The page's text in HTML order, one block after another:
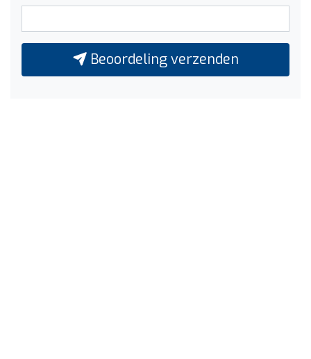
Beoordeling verzenden